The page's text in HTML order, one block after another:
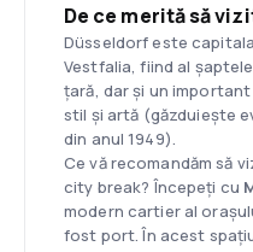
De ce merită să
Düsseldorf este
Vestfalia, fiind al
țară, dar și un
stil și artă (găzduiește
din anul 1949).
Ce vă recomandăm să
city break? Începeți cu
modern cartier al
fost port. În acest